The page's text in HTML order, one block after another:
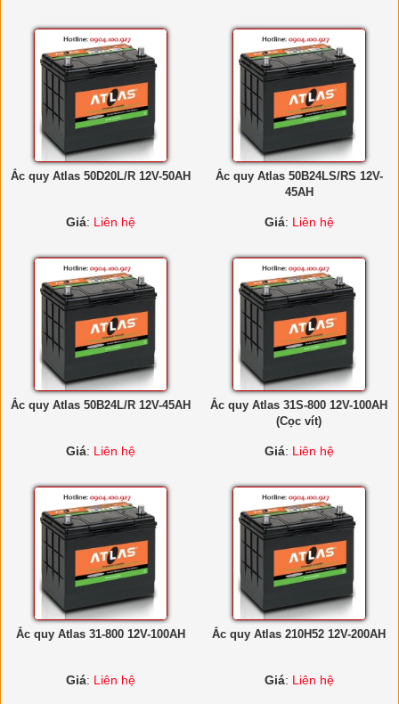
Ắc quy Atlas 50D20L/R 12V-50AH
Giá: Liên hệ
Ắc quy Atlas 50B24LS/RS 12V-
45AH
Giá: Liên hệ
Ắc quy Atlas 50B24L/R 12V-45AH
Giá: Liên hệ
Ắc quy Atlas 31S-800 12V-100AH
(Cọc vít)
Giá: Liên hệ
Ắc quy Atlas 31-800 12V-100AH
Giá: Liên hệ
Ắc quy Atlas 210H52 12V-200AH
Giá: Liên hệ